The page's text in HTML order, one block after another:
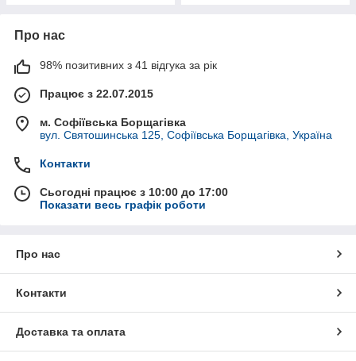
Про нас
98% позитивних з 41 відгука за рік
Працює з 22.07.2015
м. Софіївська Борщагівка
вул. Святошинська 125, Софіївська Борщагівка, Україна
Контакти
Сьогодні працює з 10:00 до 17:00
Показати весь графік роботи
Про нас
Контакти
Доставка та оплата